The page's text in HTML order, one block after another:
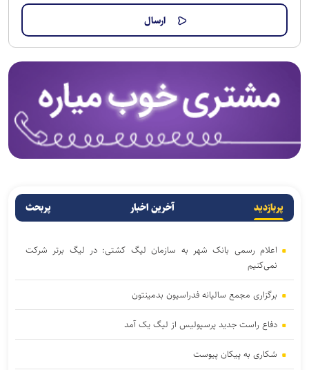
پربازدید آخرین اخبار پربحث
اعلام رسمی بانک شهر به سازمان لیگ کشتی: در لیگ برتر شرکت
نمی‌کنیم
برگزاری مجمع سالیانه فدراسیون بدمینتون
دفاع راست جدید پرسپولیس از لیگ یک آمد
شکاری به پیکان پیوست